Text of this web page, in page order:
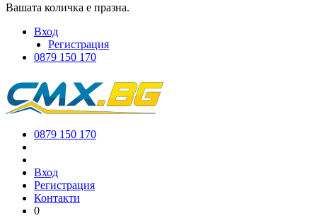
Вашата количка е празна.
Вход
Регистрация
0879 150 170
0879 150 170
Вход
Регистрация
Контакти
0